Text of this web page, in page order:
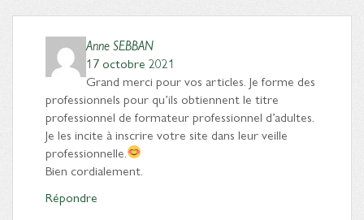
Anne SEBBAN
17 octobre 2021
Grand merci pour vos articles. Je forme des
professionnels pour qu’ils obtiennent le titre
professionnel de formateur professionnel d’adultes.
Je les incite à inscrire votre site dans leur veille
professionnelle.
Bien cordialement.
Répondre